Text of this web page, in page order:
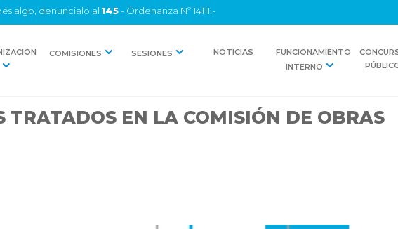
algo, denuncialo al 145- Ordenanza Nº 14111.-
COMISIONES SESIONES NOTICIAS
FUNCIONAMIENTO
INTERNO
TRATADOS EN LA COMISIÓN DE OBRAS